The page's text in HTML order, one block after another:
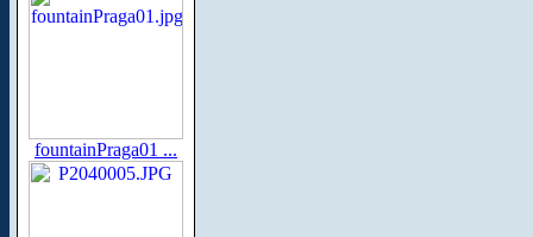
fountainPraga01 ...